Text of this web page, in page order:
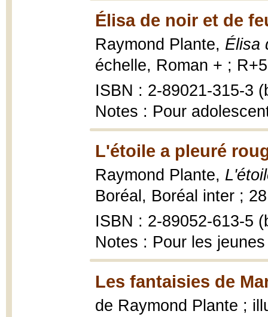
Élisa de noir et de
Raymond Plante, Élisa
échelle, Roman + ;
ISBN : 2-89021-315-3
Notes : Pour
L'étoile a pleuré
Raymond Plante,
Boréal, Boréal inter ;
ISBN : 2-89052-613-5
Notes : Pour les jeunes
Les fantaisies de
de Raymond Plante ;